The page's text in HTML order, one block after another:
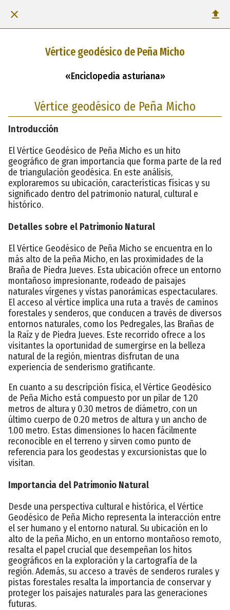
Vértice geodésico de Peña Micho
«Enciclopedia asturiana»
Vértice geodésico de Peña Micho
Introducción
El Vértice Geodésico de Peña Micho es un hito
geográfico de gran importancia que forma parte de la red
de triangulación geodésica. En este análisis,
exploraremos su ubicación, características físicas y su
significado dentro del patrimonio natural, cultural e
histórico.
Detalles sobre el Patrimonio Natural
El Vértice Geodésico de Peña Micho se encuentra en lo
más alto de la peña Micho, en las proximidades de la
Braña de Piedra Jueves. Esta ubicación ofrece un entorno
montañoso impresionante, rodeado de paisajes
naturales vírgenes y vistas panorámicas espectaculares.
El acceso al vértice implica una ruta a través de caminos
forestales y senderos, que conducen a través de diversos
entornos naturales, como los Pedregales, las Brañas de
la Raíz y de Piedra Jueves. Este recorrido ofrece a los
visitantes la oportunidad de sumergirse en la belleza
natural de la región, mientras disfrutan de una
experiencia de senderismo gratificante.
En cuanto a su descripción física, el Vértice Geodésico
de Peña Micho está compuesto por un pilar de 1.20
metros de altura y 0.30 metros de diámetro, con un
último cuerpo de 0.20 metros de altura y un ancho de
1.00 metro. Estas dimensiones lo hacen fácilmente
reconocible en el terreno y sirven como punto de
referencia para los geodestas y excursionistas que lo
visitan.
Importancia del Patrimonio Natural
Desde una perspectiva cultural e histórica, el Vértice
Geodésico de Peña Micho representa la interacción entre
el ser humano y el entorno natural. Su ubicación en lo
alto de la peña Micho, en un entorno montañoso remoto,
resalta el papel crucial que desempeñan los hitos
geográficos en la exploración y la cartografía de la
región. Además, su acceso a través de senderos rurales y
pistas forestales resalta la importancia de conservar y
proteger los paisajes naturales para las generaciones
futuras.